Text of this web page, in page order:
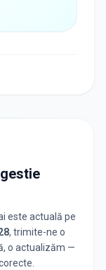
este actuală pe
, trimite-ne o
o actualizăm —